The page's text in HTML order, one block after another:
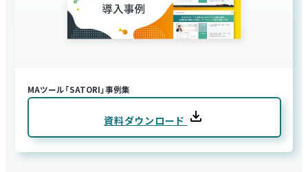
MAツール「SATORI」事例集
資料ダウンロード